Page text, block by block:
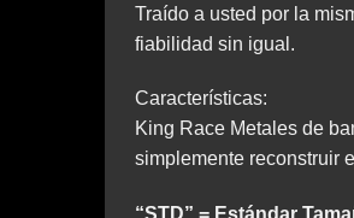
Traído a usted por la
fiabilidad sin igual.
Características:
King Race Metales de
simplemente reconstruir